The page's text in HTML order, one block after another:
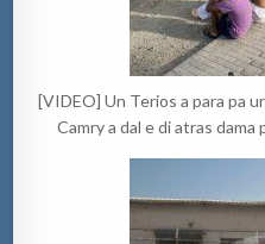
[VIDEO] Un Terios a para pa
Camry a dal e di atras